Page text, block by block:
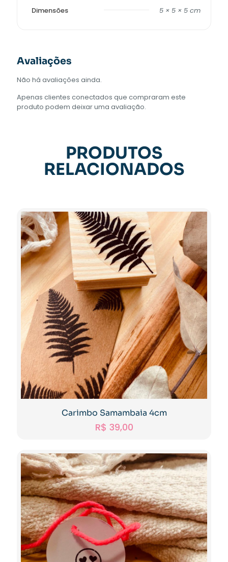
Dimensões
5 × 5 × 5 cm
Avaliações
Não há avaliações ainda.
Apenas clientes conectados que compraram este
produto podem deixar uma avaliação.
PRODUTOS
RELACIONADOS
Carimbo Samambaia 4cm
R$ 39,00